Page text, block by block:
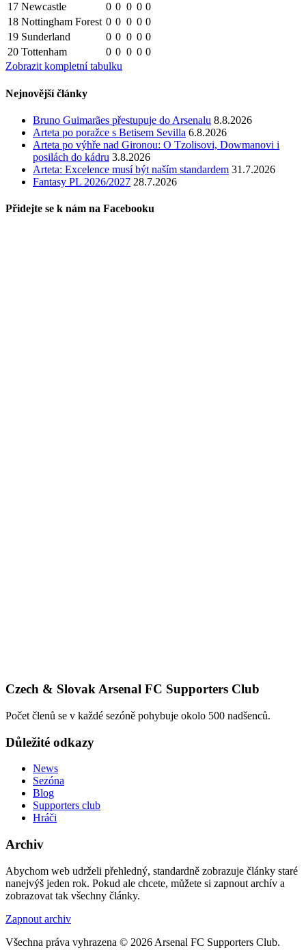
17 Newcastle 0 0 0 0 0
18 Nottingham Forest 0 0 0 0 0
19 Sunderland 0 0 0 0 0
20 Tottenham 0 0 0 0 0
Zobrazit kompletní tabulku
Nejnovější články
Bruno Guimarães přestupuje do Arsenalu 8.8.2026
Arteta po poražce s Betisem Sevilla 6.8.2026
Arteta po výhře nad Gironou: O Tzolisovi, Dowmanovi i
posilách do kádru 3.8.2026
Arteta: Excelence musí být naším standardem 31.7.2026
Fantasy PL 2026/2027 28.7.2026
Přidejte se k nám na Facebooku
Czech & Slovak Arsenal FC Supporters Club
Počet členů se v každé sezóně pohybuje okolo 500 nadšenců.
Důležité odkazy
News
Sezóna
Blog
Supporters club
Hráči
Archiv
Abychom web udrželi přehledný, standardně zobrazuje články staré
nanejvýš jeden rok. Pokud ale chcete, můžete si zapnout archív a
zobrazovat tak všechny články.
Zapnout archiv
Všechna práva vyhrazena © 2026 Arsenal FC Supporters Club.